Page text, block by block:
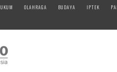
OLAHRAGA BUDAYA IPTEK